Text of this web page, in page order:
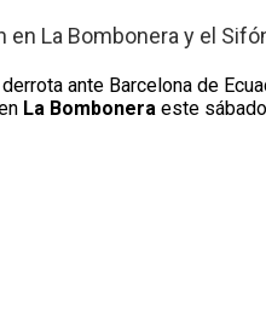
en La Bombonera y el
ante Barcelona de
La Bombonera este